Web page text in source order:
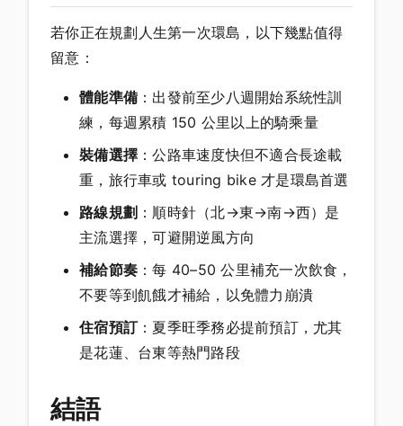
若你正在規劃人生第一次環島，以下幾點值得
留意：
體能準備 ：出發前至少八週開始系統性訓
練，每週累積 150 公里以上的騎乘量
裝備選擇 ：公路車速度快但不適合長途載
重，旅行車或 touring bike 才是環島首選
路線規劃 ：順時針（北→東→南→西）是
主流選擇，可避開逆風方向
補給節奏 ：每 40–50 公里補充一次飲食，
不要等到飢餓才補給，以免體力崩潰
住宿預訂：夏季旺季務必提前預訂，尤其
是花蓮、台東等熱門路段
結語